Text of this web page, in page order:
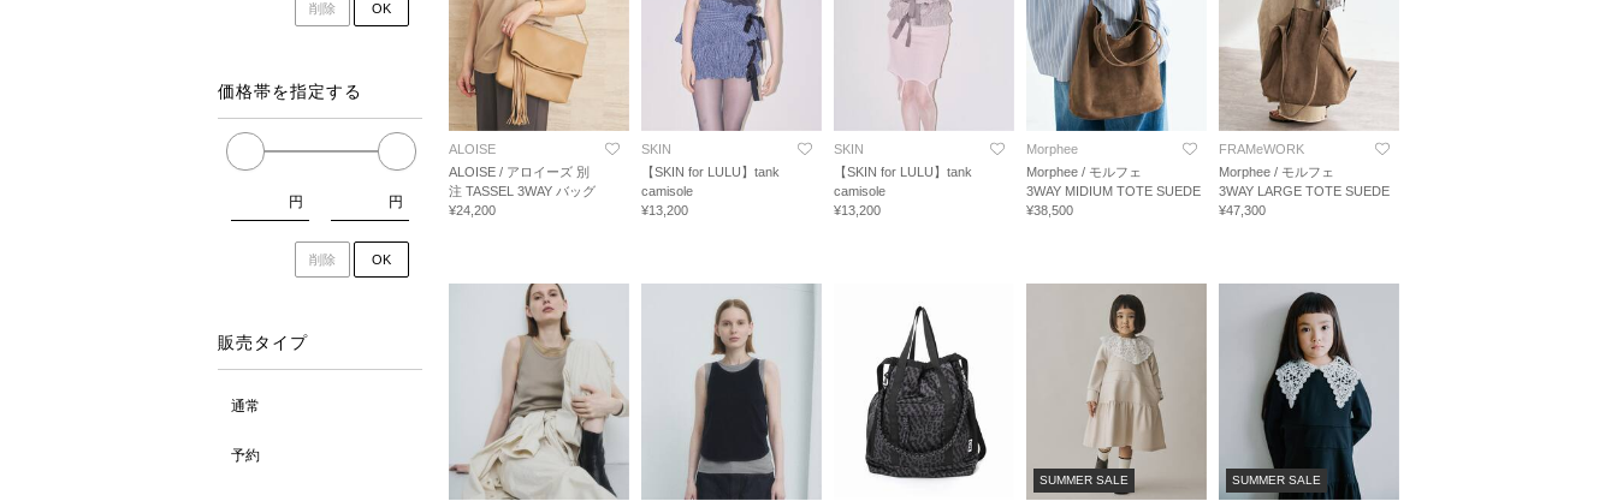
削除 OK
価格帯を指定する
円 円
削除 OK
販売タイプ
通常
予約
ALOISE
ALOISE / アロイーズ 別
注 TASSEL 3WAY バッグ
¥24,200
SKIN
【SKIN for LULU】tank
camisole
¥13,200
SKIN
【SKIN for LULU】tank
camisole
¥13,200
Morphee
Morphee / モルフェ
3WAY MIDIUM TOTE SUEDE
¥38,500
FRAMeWORK
Morphee / モルフェ
3WAY LARGE TOTE SUEDE
¥47,300
SUMMER SALE SUMMER SALE